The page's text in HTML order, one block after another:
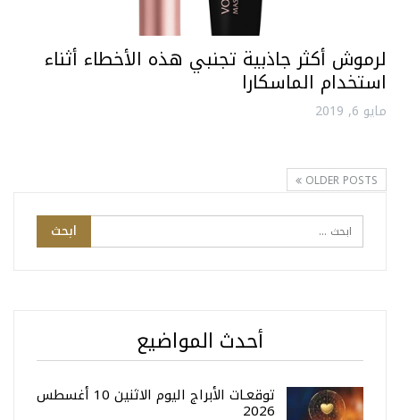
لرموش أكثر جاذبية تجنبي هذه الأخطاء أثناء
استخدام الماسكارا
مايو 6, 2019
OLDER POSTS
أحدث المواضيع
توقعـات الأبراج اليوم الاثنين 10 أغسطس
2026